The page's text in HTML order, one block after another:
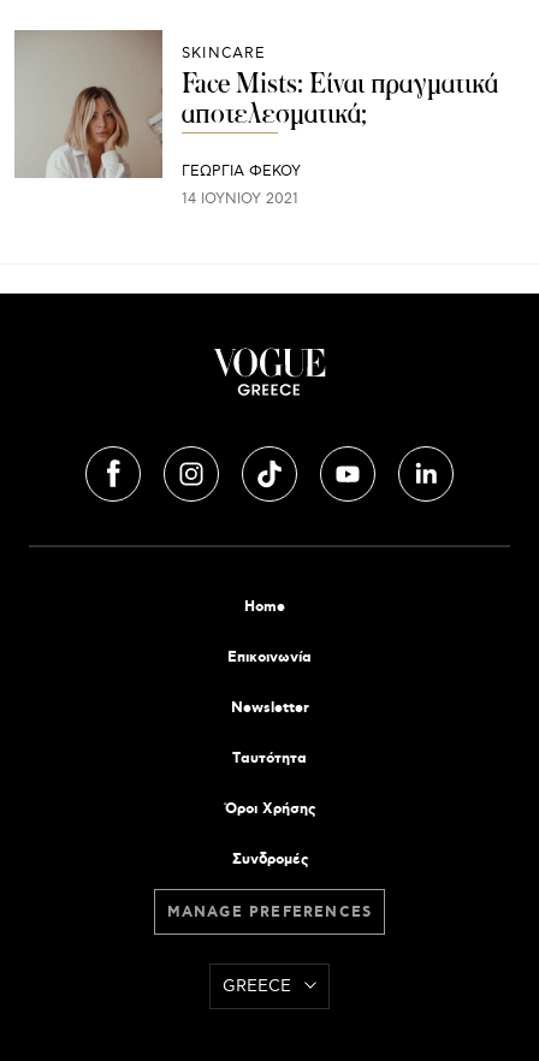
SKINCARE
Face Mists: Είναι πραγματικά
αποτελεσματικά;
ΓΕΩΡΓΙΑ ΦΕΚΟΥ
14 ΙΟΥΝΊΟΥ 2021
Home
Επικοινωνία
Newsletter
Tαυτότητα
Όροι Χρήσης
Συνδρομές
MANAGE PREFERENCES
GREECE